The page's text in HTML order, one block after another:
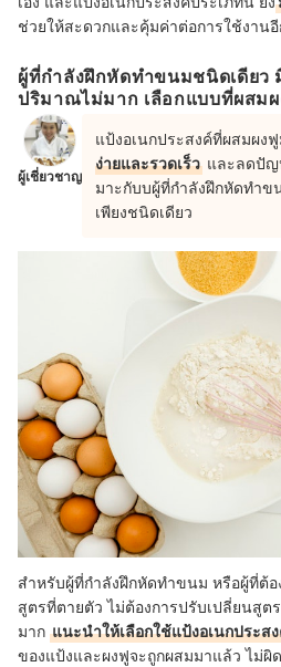
ช่วยให้สะดวกและคุ้มค่าต่อการใช้งานอี
ผู้ที่กำลังฝึกหัดทำขนมชนิดเดียว
ปริมาณไม่มาก เลือกแบบที่ผสม
ผู้เชี่ยวชาญ
แป้งอเนกประสงค์ที่ผสมผง
ง่ายและรวดเร็ว และลดปัญ
มาะกับบผู้ที่กำลังฝึกหัดทำ
เพียงชนิดเดียว
สำหรับผู้ที่กำลังฝึกหัดทำขนม หรือผู้ที่ต้
สูตรที่ตายตัว ไม่ต้องการปรับเปลี่ยนสูต
มาก แนะนำให้เลือกใช้แป้งอเนกประส
ของแป้งและผงฟูจะถูกผสมมาแล้ว ไม่ผิ